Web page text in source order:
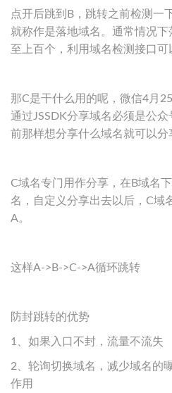
点开后跳到B，跳转之前检测一
就称作是落地域名。通常情况
至上百个，利用域名检测接口可
那C是干什么用的呢，微信4月
通过JSSDK分享域名必须是公
前那样想分享什么域名就可以分
C域名专门用作分享，在B域名
名，自定义分享出去以后，C域
A。
这样A->B->C->A循环跳转
防封跳转的优势
1、如果入口不封，流量不流失
2、轮询切换域名，减少域名的
作用